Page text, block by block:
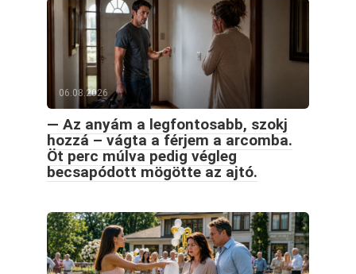
06.08.2026
— Az anyám a legfontosabb, szokj
hozzá – vágta a férjem a arcomba.
Öt perc múlva pedig végleg
becsapódott mögötte az ajtó.